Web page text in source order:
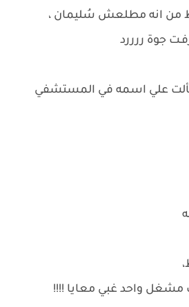
من انه مطلعش سُليمان ،
جوة ررررد
علي اسمه في المستشفي
واحد غبي معايا !!!!